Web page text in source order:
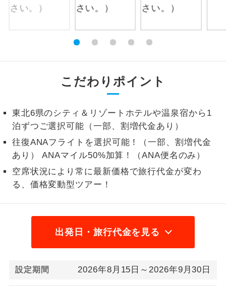
こだわりポイント
東北6県のシティ＆リゾートホテルや温泉宿から1
泊ずつご選択可能（一部、割増代金あり）
往復ANAフライトを選択可能！（一部、割増代金
あり） ANAマイル50%加算！（ANA便名のみ）
空席状況により常に最新価格で旅行代金が変わ
る、価格変動型ツアー！
出発日・旅行代金を見る
設定期間 2026年8月15日～2026年9月30日
お部屋食
お部屋にてゆっくりとお召し上がりいた
周りの音を気にせず、ガイドさんの説明
1名様催行
す。
2名様催行
す。
おひとり様参
加限定
おひとり様限定でご参加いただけるコー
スです。
1名様1室同代
金
1名様1室利用でも追加料金がかからない
コースです。
す。
す。
年齢制限あり
ご参加にあたり年齢に制限があるコース